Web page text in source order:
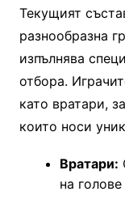
Текущият
разнообразна
изпълнява
отбора.
като вратари,
които носи
Вратари:
на